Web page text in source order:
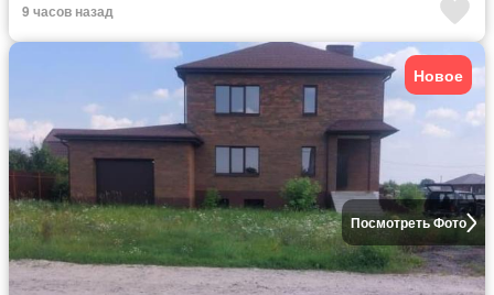
9 часов назад
Посмотреть Фото
Новое